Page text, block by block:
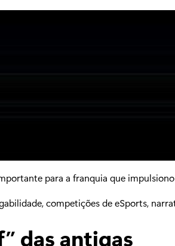
para a franquia que
competições de eSports,
das antigas